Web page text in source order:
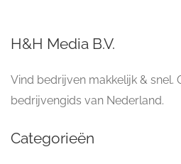
H&H Media B.V.
Vind bedrijven makkelijk & snel.
bedrijvengids van Nederland.
Categorieën